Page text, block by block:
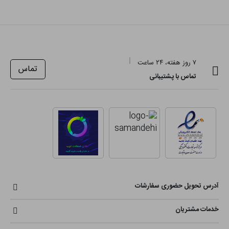
۷ روز هفته، ۲۴ ساعت
تماس با پشتیبانی
تماس
آدرس تحویل حضوری سفارشات
خدمات مشتریان